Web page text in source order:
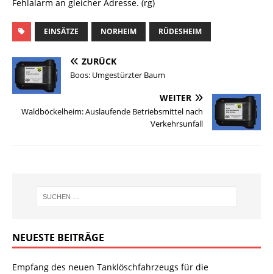
Fehlalarm an gleicher Adresse. (rg)
EINSÄTZE NORHEIM RÜDESHEIM
ZURÜCK
Boos: Umgestürzter Baum
WEITER
Waldböckelheim: Auslaufende Betriebsmittel nach
Verkehrsunfall
NEUESTE BEITRÄGE
Empfang des neuen Tanklöschfahrzeugs für die